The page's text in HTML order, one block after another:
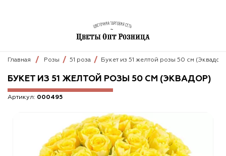
Главная Розы 51 роза Букет из 51 желтой розы 50 см (Эквадор)
БУКЕТ ИЗ 51 ЖЕЛТОЙ РОЗЫ 50 СМ (ЭКВАДОР)
Артикул: 000495